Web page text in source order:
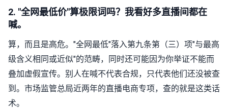
2. "全网最低价"算极限词吗？我看好多直播间都在
喊。
算，而且是高危。"全网最低"落入第九条第（三）项"与最高
级含义相同或近似"的范畴，同时还可能因为你举证不能而
叠加虚假宣传。别人在喊不代表合规，只代表他们还没被查
到。市场监管总局近两年的直播电商专项，查的就是这类话
术。